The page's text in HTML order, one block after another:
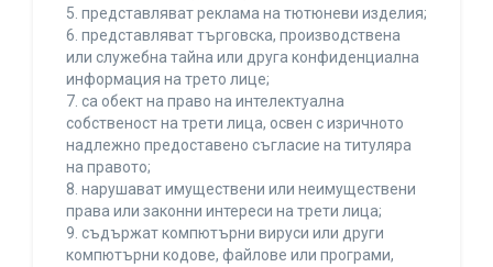
5. представляват реклама на тютюневи изделия;
6. представляват търговска, производствена
или служебна тайна или друга конфиденциална
информация на трето лице;
7. са обект на право на интелектуална
собственост на трети лица, освен с изричното
надлежно предоставено съгласие на титуляра
на правото;
8. нарушават имуществени или неимуществени
права или законни интереси на трети лица;
9. съдържат компютърни вируси или други
компютърни кодове, файлове или програми,